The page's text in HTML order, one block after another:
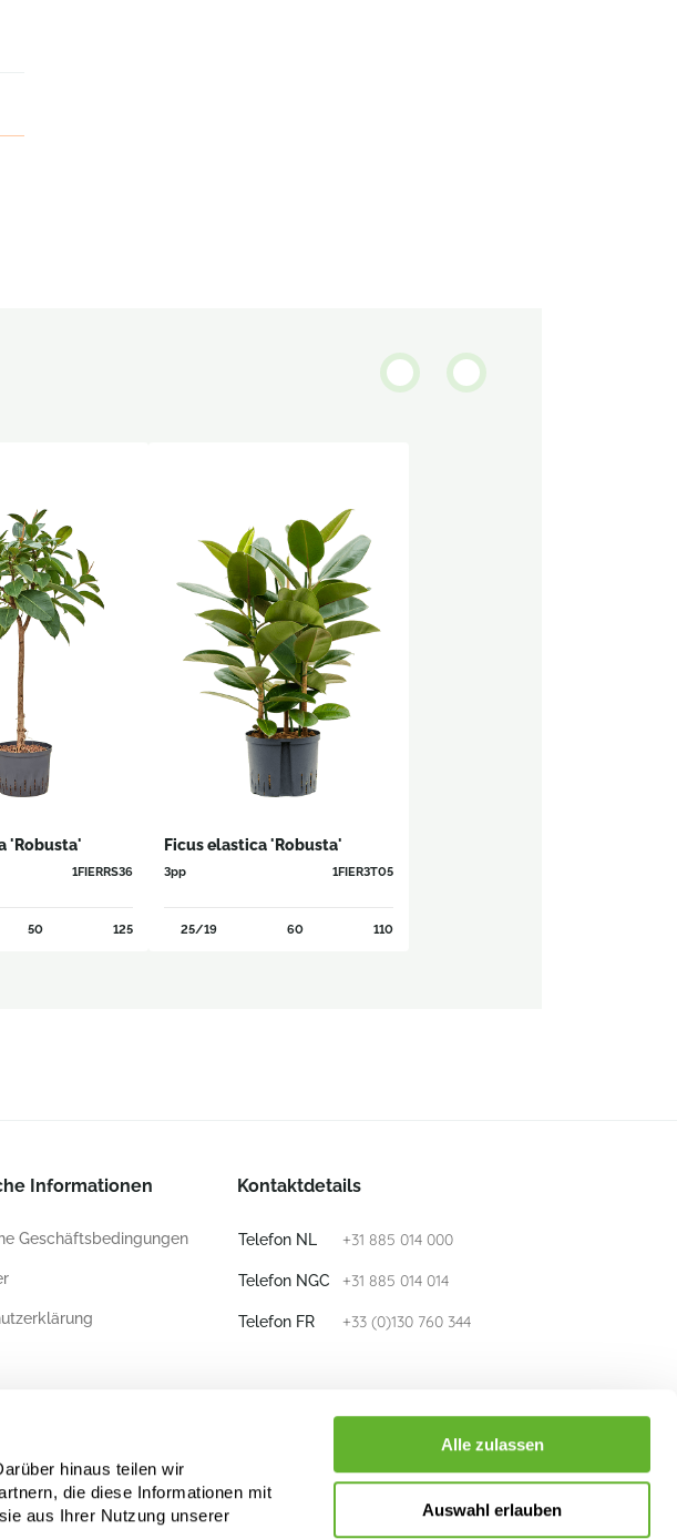
hinaus teilen wir
die diese Informationen mit
aus Ihrer Nutzung unserer
Alle zulassen
Auswahl erlauben
'Robusta'
1FIERRS36
50 125
Ficus elastica 'Robusta'
3pp 1FIER3T05
25/19 60 110
Informationen
Geschäftsbedingungen
Kontaktdetails
Telefon NL +31 885 014 000
Telefon NGC +31 885 014 014
Telefon FR +33 (0)130 760 344
info@nieuwkoop-europe.com
Folge uns